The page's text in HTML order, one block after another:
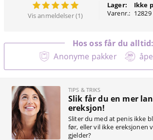
Vis anmeldelser (1)
Lager:
Varenr.:
Ikke
12829
Anonyme pakker
Hos oss får du alltid:
TIPS & TRIKS
Slik får du en mer
ereksjon!
Sliter du med at penis ikke
før, eller vil ikke ereksjonen
gjelder?